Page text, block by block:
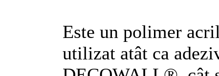
Este un polimer
utilizat atât ca